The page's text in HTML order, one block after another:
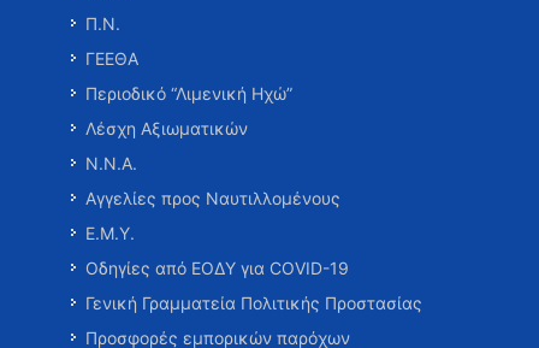
Π.Ν.
ΓΕΕΘΑ
Περιοδικό “Λιμενική Ηχώ”
Λέσχη Αξιωματικών
Ν.Ν.Α.
Αγγελίες προς Ναυτιλλομένους
Ε.Μ.Υ.
Οδηγίες από ΕΟΔΥ για COVID-19
Γενική Γραμματεία Πολιτικής Προστασίας
Προσφορές εμπορικών παρόχων